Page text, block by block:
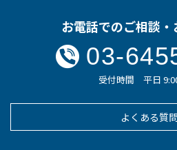
お電話でのご相談
03-
受付時間 平日
よくある質